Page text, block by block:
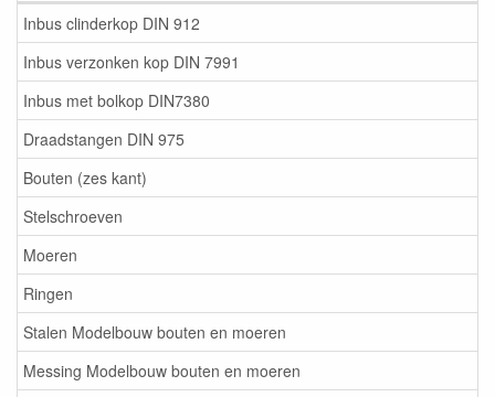
Inbus clinderkop DIN 912
Inbus verzonken kop DIN 7991
Inbus met bolkop DIN7380
Draadstangen DIN 975
Bouten (zes kant)
Stelschroeven
Moeren
Ringen
Stalen Modelbouw bouten en moeren
Messing Modelbouw bouten en moeren